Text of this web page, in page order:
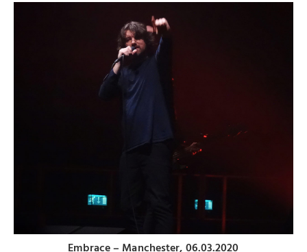
Embrace – Manchester, 06.03.2020